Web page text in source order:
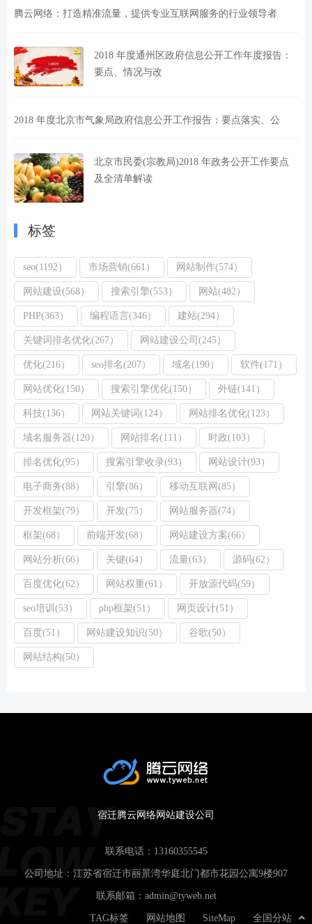
腾云网络：打造精准流量，提供专业互联网服务的行业领导者
2018 年度通州区政府信息公开工作年度报告：
要点、情况与改
2018 年度北京市气象局政府信息公开工作报告：要点落实、公
北京市民委(宗教局)2018 年政务公开工作要点
及全清单解读
标签
seo(1192） 市场营销(661） 网站制作(574）
网站建设(568） 搜索引擎(553） 网站(482）
PHP(363） 编程语言(346） 建站(294）
关键词排名优化(267） 网站建设公司(245）
优化(216） seo排名(207） 域名(190） 软件(171）
网站优化(150） 搜索引擎优化(150） 外链(141）
科技(136） 网站关键词(124） 网站排名优化(123）
域名服务器(120） 网站排名(111） 时政(103）
排名优化(95） 搜索引擎收录(93） 网站设计(93）
电子商务(88） 引擎(86） 移动互联网(85）
开发框架(79） 开发(75） 网站服务器(74）
框架(68） 前端开发(68） 网站建设方案(66）
网站分析(66） 关键(64） 流量(63） 源码(62）
百度优化(62） 网站权重(61） 开放源代码(59）
seo培训(53） php框架(51） 网页设计(51）
百度(51） 网站建设知识(50） 谷歌(50）
网站结构(50）
宿迁腾云网络网站建设公司
联系电话： 13160355545
公司地址：江苏省宿迁市丽景湾华庭北门都市花园公寓9楼907
联系邮箱： admin@tyweb.net
全国分站
SiteMap
网站地图
TAG标签